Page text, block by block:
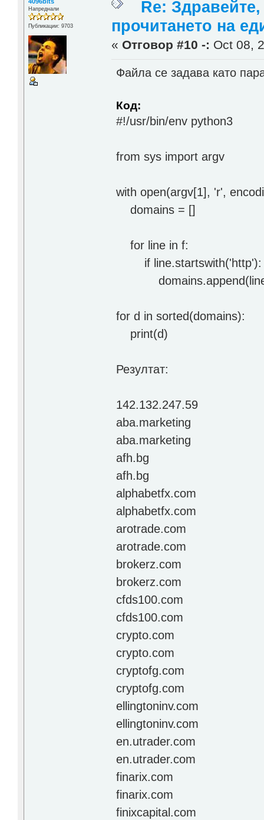
Напреднали
Публикации: 9703
Re:
прочитането на
« Отговор #10 -: Oct 08,
Файла се задава като
Код:
#!/usr/bin/env python3
from sys import argv
with open(argv[1], 'r',
domains = []
for line in f:
if line.startswith('http'):
for d in sorted(domains):
print(d)
Резултат:
142.132.247.59
aba.marketing
aba.marketing
afh.bg
afh.bg
alphabetfx.com
alphabetfx.com
arotrade.com
arotrade.com
brokerz.com
brokerz.com
cfds100.com
cfds100.com
crypto.com
crypto.com
cryptofg.com
cryptofg.com
ellingtoninv.com
ellingtoninv.com
en.utrader.com
en.utrader.com
finarix.com
finarix.com
finixcapital.com